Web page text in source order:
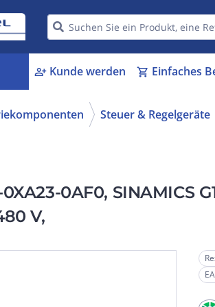
person_add Kunde werden shopping_cart Einfaches
Steuer & Regelgeräte
0AF0, SINAMICS
V,